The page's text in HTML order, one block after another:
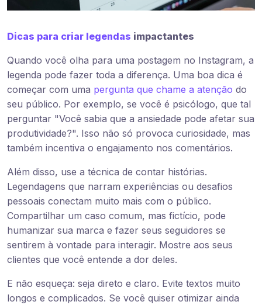
Dicas para criar legendas impactantes
Quando você olha para uma postagem no Instagram, a
legenda pode fazer toda a diferença. Uma boa dica é
começar com uma pergunta que chame a atenção do
seu público. Por exemplo, se você é psicólogo, que tal
perguntar "Você sabia que a ansiedade pode afetar sua
produtividade?". Isso não só provoca curiosidade, mas
também incentiva o engajamento nos comentários.
Além disso, use a técnica de contar histórias.
Legendagens que narram experiências ou desafios
pessoais conectam muito mais com o público.
Compartilhar um caso comum, mas fictício, pode
humanizar sua marca e fazer seus seguidores se
sentirem à vontade para interagir. Mostre aos seus
clientes que você entende a dor deles.
E não esqueça: seja direto e claro. Evite textos muito
longos e complicados. Se você quiser otimizar ainda